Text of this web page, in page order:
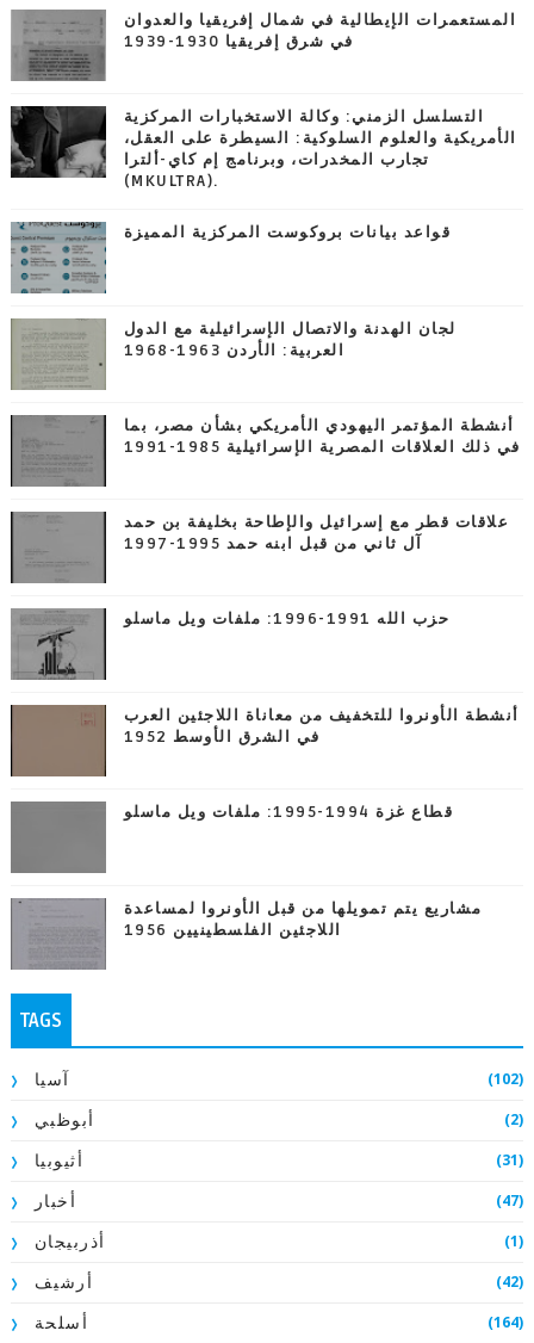
المستعمرات الإيطالية في شمال إفريقيا والعدوان
في شرق إفريقيا 1930-1939
التسلسل الزمني: وكالة الاستخبارات المركزية
الأمريكية والعلوم السلوكية: السيطرة على العقل،
تجارب المخدرات، وبرنامج إم كاي-ألترا
(MKULTRA).
قواعد بيانات بروكوست المركزية المميزة
لجان الهدنة والاتصال الإسرائيلية مع الدول
العربية: الأردن 1963-1968
أنشطة المؤتمر اليهودي الأمريكي بشأن مصر، بما
في ذلك العلاقات المصرية الإسرائيلية 1985-1991
علاقات قطر مع إسرائيل والإطاحة بخليفة بن حمد
آل ثاني من قبل ابنه حمد 1995-1997
حزب الله 1991-1996: ملفات ويل ماسلو
أنشطة الأونروا للتخفيف من معاناة اللاجئين العرب
في الشرق الأوسط 1952
قطاع غزة 1994-1995: ملفات ويل ماسلو
مشاريع يتم تمويلها من قبل الأونروا لمساعدة
اللاجئين الفلسطينيين 1956
TAGS
آسيا (102)
أبوظبي (2)
أثيوبيا (31)
أخبار (47)
أذربيجان (1)
أرشيف (42)
أسلحة (164)